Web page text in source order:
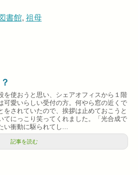
書館, 祖母
を使おうと思い、シェアオフィスから１階
可愛いらしい受付の方。何やら窓の近くで
をされていたので、挨拶は止めておこうと
てにっこり笑ってくれました。「光合成で
い衝動に駆られてし...
記事を読む